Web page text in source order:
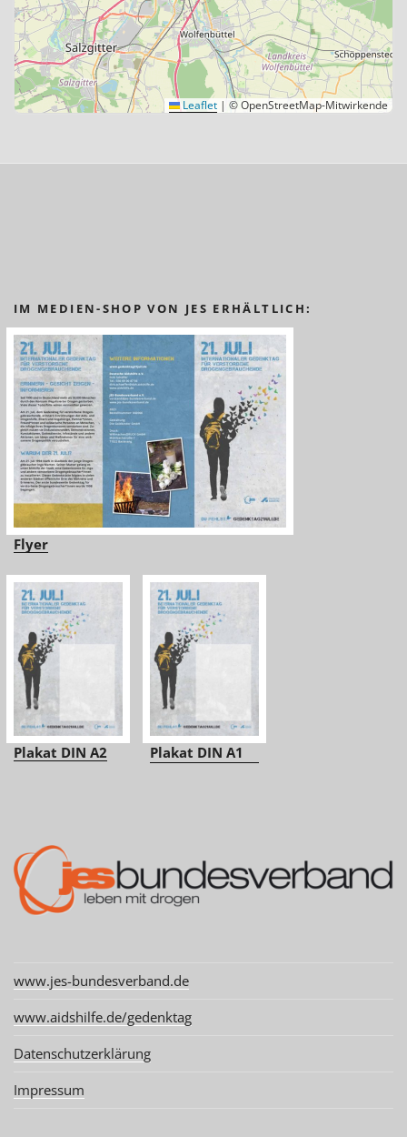
Leaflet | © OpenStreetMap-Mitwirkende
IM MEDIEN-SHOP VON JES ERHÄLTLICH:
Flyer
Plakat DIN A2 Plakat DIN A1
www.jes-bundesverband.de
www.aidshilfe.de/gedenktag
Datenschutzerklärung
Impressum